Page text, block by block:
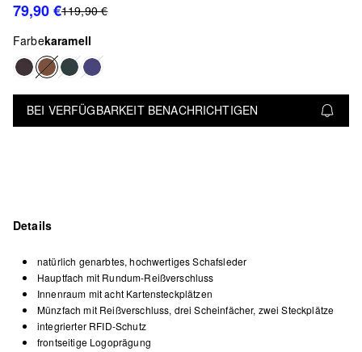
79,90 €119,90 €
Farbekaramell
BEI VERFÜGBARKEIT BENACHRICHTIGEN
Details
natürlich genarbtes, hochwertiges Schafsleder
Hauptfach mit Rundum-Reißverschluss
Innenraum mit acht Kartensteckplätzen
Münzfach mit Reißverschluss, drei Scheinfächer, zwei Steckplätze
integrierter RFID-Schutz
frontseitige Logoprägung